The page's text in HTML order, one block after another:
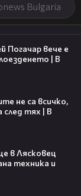
Bulgaria
Погачар вече е
| В
не са всичко,
след тях | В
в Лясковец
техника и